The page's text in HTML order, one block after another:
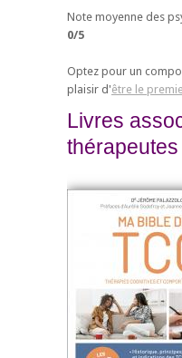
Note moyenne des
0/5
Optez pour un
plaisir d'être le
Livres
thérapeutes